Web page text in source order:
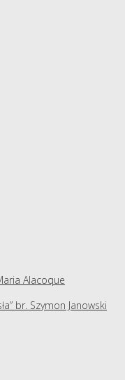
Alacoque
br. Szymon Janowski